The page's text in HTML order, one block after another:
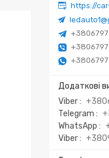
https://
Viber
Telegram
WhatsApp
Viber